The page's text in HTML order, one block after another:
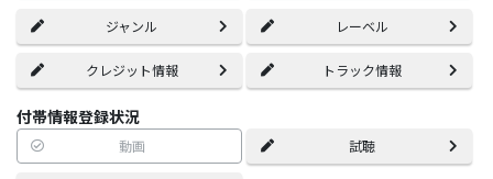
ジャンル レーベル
クレジット情報 トラック情報
付帯情報登録状況
動画 試聴